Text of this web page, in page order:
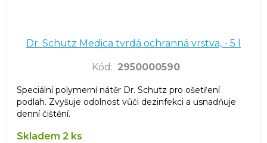
Dr. Schutz Medica tvrdá ochranná vrstva, - 5 l
Kód : 2950000590
Speciální polymerní nátěr Dr. Schutz pro ošetření
podlah. Zvyšuje odolnost vůči dezinfekci a usnadňuje
denní čištění.
Skladem 2 ks